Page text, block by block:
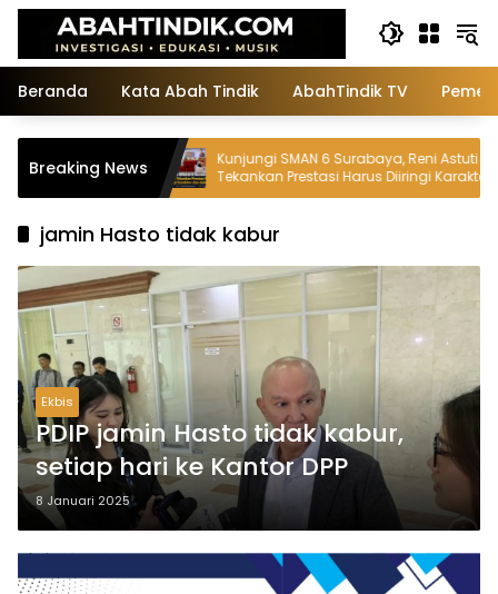
Langsung
konten
Beranda
Kata Abah Tindik AbahTindik TV
Breaking News Kunjungi SMAN 6 Surabaya, Reni Astuti
Tekankan Prestasi Harus Diiringi Karakter
dan Adab
jamin Hasto tidak kabur
Ekbis
PDIP jamin Hasto tidak kabur,
setiap hari ke Kantor DPP
8 Januari 2025